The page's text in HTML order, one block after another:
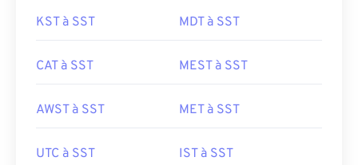
KST à SST MDT à SST
CAT à SST MEST à SST
AWST à SST MET à SST
UTC à SST IST à SST